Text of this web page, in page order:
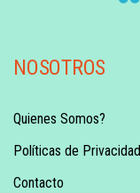
NOSOTROS
Quienes Somos?
Políticas de Privacidad
Contacto